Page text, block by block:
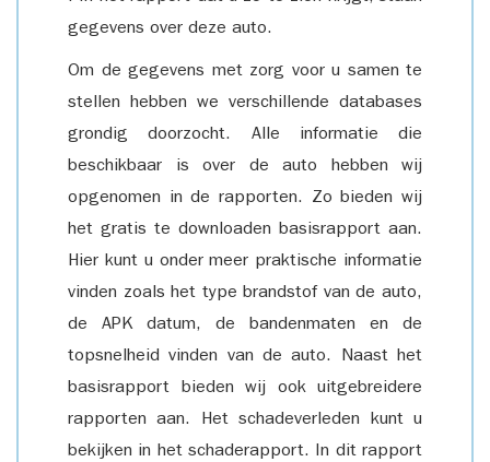
gegevens over deze auto.
Om de gegevens met zorg voor u samen te
stellen hebben we verschillende databases
grondig doorzocht. Alle informatie die
beschikbaar is over de auto hebben wij
opgenomen in de rapporten. Zo bieden wij
het gratis te downloaden basisrapport aan.
Hier kunt u onder meer praktische informatie
vinden zoals het type brandstof van de auto,
de APK datum, de bandenmaten en de
topsnelheid vinden van de auto. Naast het
basisrapport bieden wij ook uitgebreidere
rapporten aan. Het schadeverleden kunt u
bekijken in het schaderapport. In dit rapport